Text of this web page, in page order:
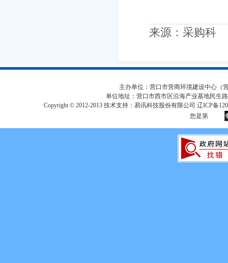
来源：采购科
主办单位：营口市营商环境建设中心（
单位地址：营口市西市区沿海产业基地民生
Copyright © 2012-2013 技术支持：易讯科技股份有限公司 辽ICP备
您是第